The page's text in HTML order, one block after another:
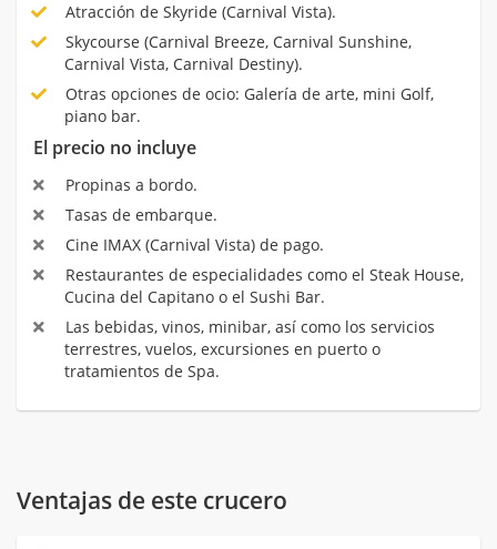
Atracción de Skyride (Carnival Vista).
Skycourse (Carnival Breeze, Carnival Sunshine,
Carnival Vista, Carnival Destiny).
Otras opciones de ocio: Galería de arte, mini Golf,
piano bar.
El precio no incluye
Propinas a bordo.
Tasas de embarque.
Cine IMAX (Carnival Vista) de pago.
Restaurantes de especialidades como el Steak House,
Cucina del Capitano o el Sushi Bar.
Las bebidas, vinos, minibar, así como los servicios
terrestres, vuelos, excursiones en puerto o
tratamientos de Spa.
Ventajas de este crucero